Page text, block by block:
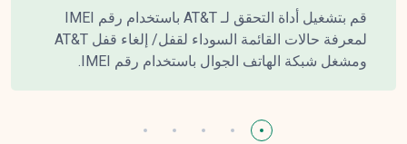
قم بتشغيل أداة التحقق لـ AT&T باستخدام رقم IMEI
لمعرفة حالات القائمة السوداء لقفل/ إلغاء قفل AT&T
ومشغل شبكة الهاتف الجوال باستخدام رقم IMEI.